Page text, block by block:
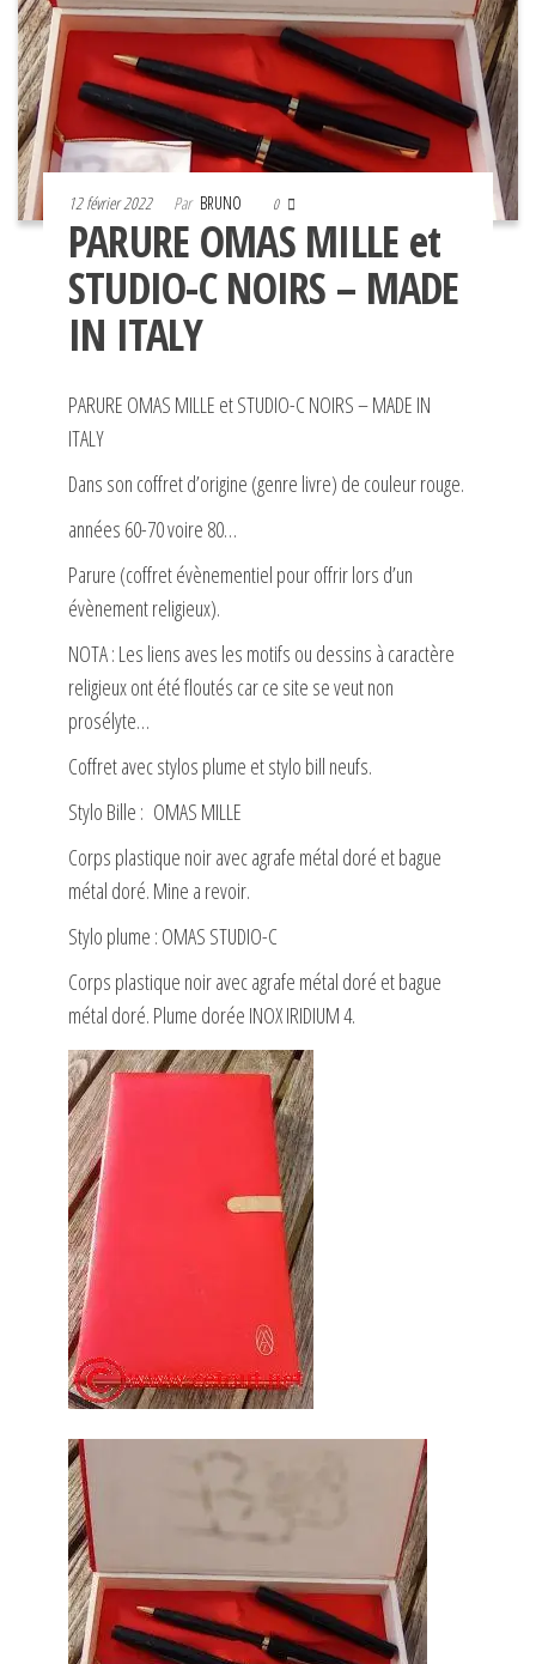
12 février 2022 Par BRUNO 0
PARURE OMAS MILLE et
STUDIO-C NOIRS – MADE
IN ITALY
PARURE OMAS MILLE et STUDIO-C NOIRS – MADE IN
ITALY
Dans son coffret d’origine (genre livre) de couleur rouge.
années 60-70 voire 80…
Parure (coffret évènementiel pour offrir lors d’un
évènement religieux).
NOTA : Les liens aves les motifs ou dessins à caractère
religieux ont été floutés car ce site se veut non
prosélyte…
Coffret avec stylos plume et stylo bill neufs.
Stylo Bille : OMAS MILLE
Corps plastique noir avec agrafe métal doré et bague
métal doré. Mine a revoir.
Stylo plume : OMAS STUDIO-C
Corps plastique noir avec agrafe métal doré et bague
métal doré. Plume dorée INOX IRIDIUM 4.